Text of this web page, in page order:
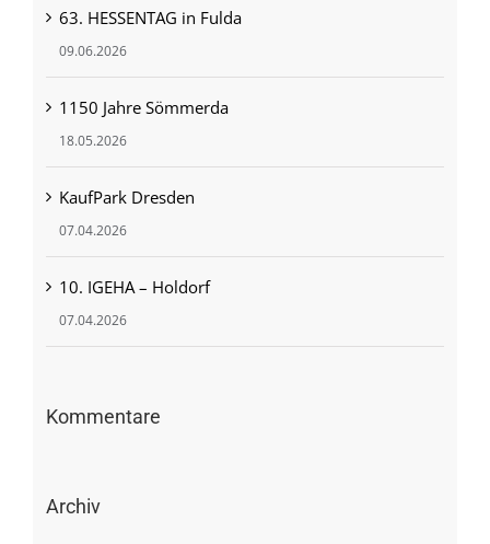
63. HESSENTAG in Fulda
09.06.2026
1150 Jahre Sömmerda
18.05.2026
KaufPark Dresden
07.04.2026
10. IGEHA – Holdorf
07.04.2026
Kommentare
Archiv